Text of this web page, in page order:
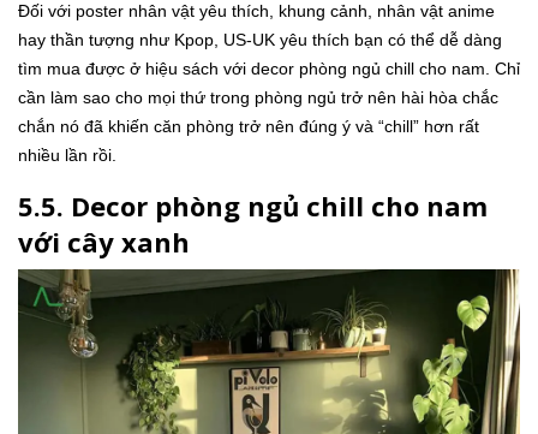
Đối với poster nhân vật yêu thích, khung cảnh, nhân vật anime
hay thần tượng như Kpop, US-UK yêu thích bạn có thể dễ dàng
tìm mua được ở hiệu sách với decor phòng ngủ chill cho nam. Chỉ
cần làm sao cho mọi thứ trong phòng ngủ trở nên hài hòa chắc
chắn nó đã khiến căn phòng trở nên đúng ý và “chill” hơn rất
nhiều lần rồi.
5.5. Decor phòng ngủ chill cho nam
với cây xanh